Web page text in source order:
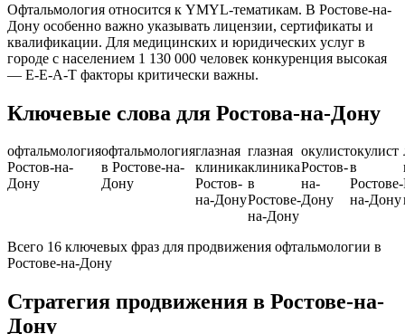
Офтальмология относится к YMYL-тематикам. В Ростове-на-
Дону особенно важно указывать лицензии, сертификаты и
квалификации. Для медицинских и юридических услуг в
городе с населением 1 130 000 человек конкуренция высокая
— E-E-A-T факторы критически важны.
Ключевые слова для Ростова-на-Дону
офтальмология
Ростов-на-
Дону
офтальмология
в Ростове-на-
Дону
глазная
клиника
Ростов-
на-Дону
глазная
клиника
в
Ростове-
на-Дону
окулист
Ростов-
на-
Дону
окулист
в
Ростове-
на-Дону
Всего 16 ключевых фраз для продвижения офтальмологии в
Ростове-на-Дону
Стратегия продвижения в Ростове-на-
Дону